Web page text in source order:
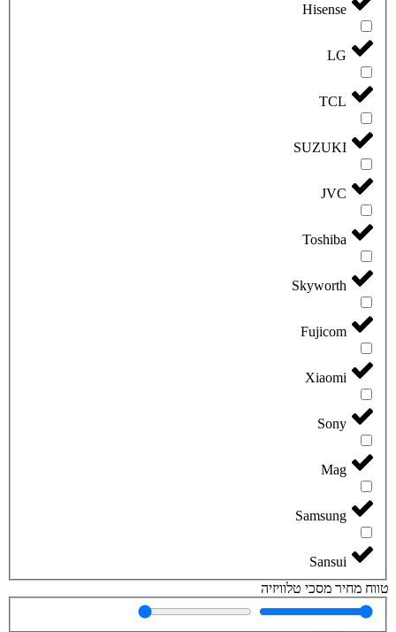
Hisense
LG
TCL
SUZUKI
JVC
Toshiba
Skyworth
Fujicom
Xiaomi
Sony
Mag
Samsung
Sansui
טווח מחיר מסכי טלוויזיה